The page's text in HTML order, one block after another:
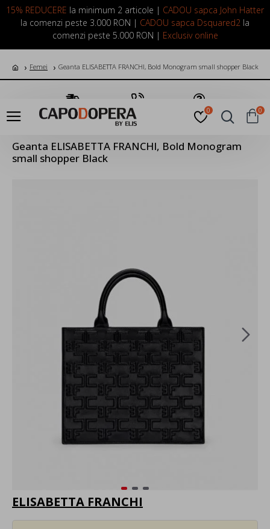
15% REDUCERE la minimum 2 articole | CADOU sapca John Hatter
la comenzi peste 3.000 RON | CADOU sapca Dsquared2 la
comenzi peste 5.000 RON | Exclusiv online
LOGIN INREGISTRARE
0 0
Femei Geanta ELISABETTA FRANCHI, Bold Monogram small shopper Black
Transport Gratuit Suna Acum Pune o Intrebare
Geanta ELISABETTA FRANCHI, Bold Monogram
small shopper Black
ELISABETTA FRANCHI